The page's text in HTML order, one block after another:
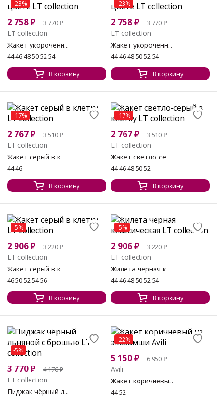
-23%
2 758₽ 3 770₽
LT collection
Жакет укороченн...
44 46 48 50 52 54
В корзину
-23%
2 758₽ 3 770₽
LT collection
Жакет укороченн...
44 46 48 50 52 54
В корзину
-17%
2 767₽ 3 510₽
LT collection
Жакет серый в к...
44 46
В корзину
-17%
2 767₽ 3 510₽
LT collection
Жакет светло-се...
44 46 48 50 52
В корзину
-5%
2 906₽ 3 220₽
LT collection
Жакет серый в к...
46 50 52 54 56
В корзину
-5%
2 906₽ 3 220₽
LT collection
Жилета чёрная к...
44 46 48 50 52 54
В корзину
-5%
3 770₽ 4 176₽
LT collection
Пиджак чёрный л...
-22%
5 150₽ 6 950₽
Avili
Жакет коричневы...
44 52